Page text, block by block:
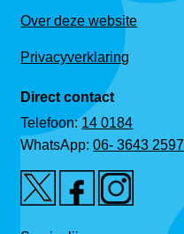
Over deze website
Privacyverklaring
Direct contact
Telefoon:14 0184
WhatsApp:06- 3643 2597